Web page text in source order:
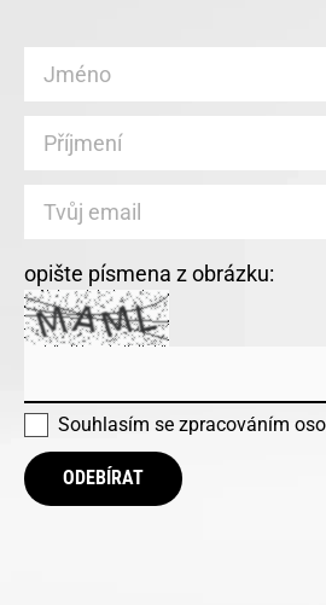
opište písmena z obrázku:
Souhlasím se zpracováním
ODEBÍRAT